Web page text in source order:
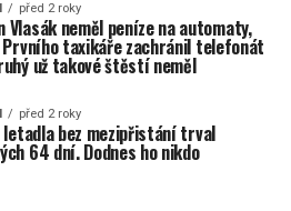
před 2 roky
Vlasák neměl peníze na automaty,
taxikáře zachránil telefonát
už takové štěstí neměl
před 2 roky
letadla bez mezipřistání trval
64 dní. Dodnes ho nikdo